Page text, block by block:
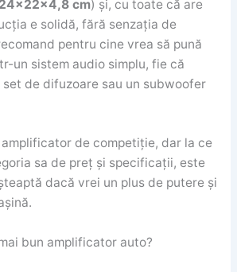
cm) și, cu toate că are
e solidă, fără senzația de
pentru cine vrea să pună
un sistem audio simplu, fie că
de difuzoare sau un subwoofer
de competiție, dar la ce
sa de preț și specificații, este
dacă vrei un plus de putere și
bun amplificator auto?